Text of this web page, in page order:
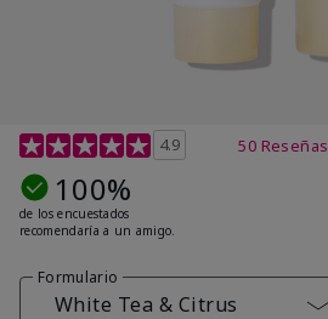
Calificación de clientes de 4,7 de 5
4.9 50 Reseñas
100%
de los encuestados
recomendaría a un amigo.
Formulario
White Tea & Citrus